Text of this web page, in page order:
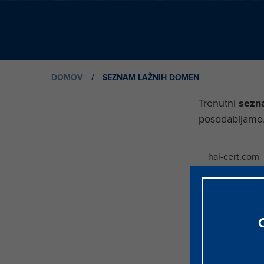
DOMOV / SEZNAM LAŽNIH DOMEN
Trenutni
posodabljamo.
hal-cert.com
hal-ecert.com
halcom-